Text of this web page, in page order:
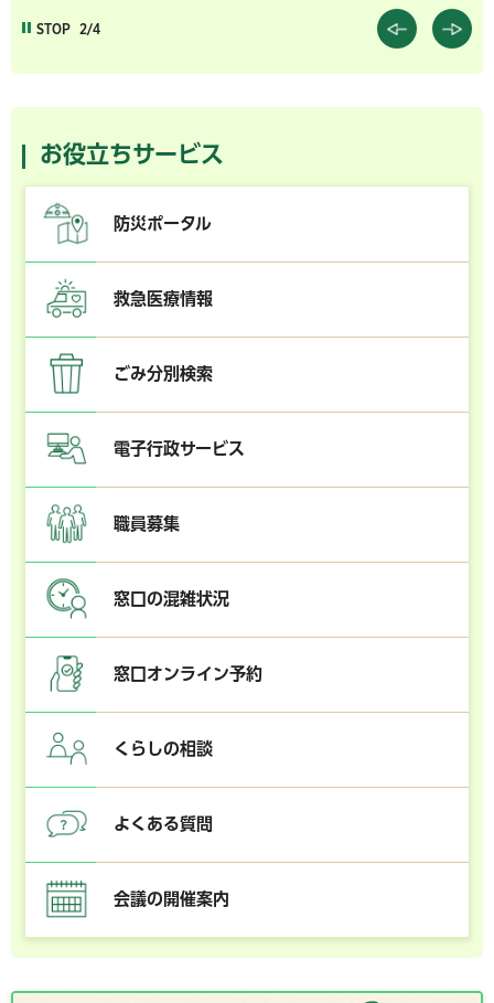
STOP 2/4
お役立ちサービス
防災ポータル
救急医療情報
ごみ分別検索
電子行政サービス
職員募集
窓口の混雑状況
窓口オンライン予約
くらしの相談
よくある質問
会議の開催案内